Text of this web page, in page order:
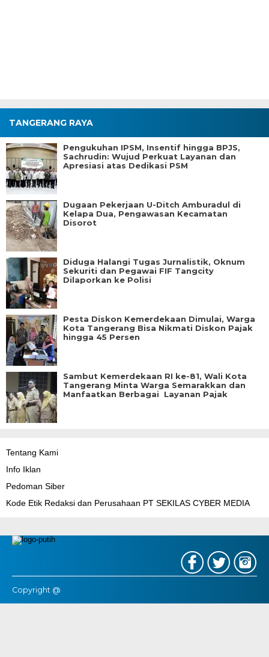
TANGERANG RAYA
Pengukuhan IPSM, Insentif hingga BPJS,
Sachrudin: Wujud Perkuat Layanan dan
Apresiasi atas Dedikasi PSM
Dugaan Pekerjaan U-Ditch Amburadul di
Kelapa Dua, Pengawasan Kecamatan
Disorot
Diduga Halangi Tugas Jurnalistik, Oknum
Sekuriti dan Pegawai FIF Tangcity
Dilaporkan ke Polisi
Pesta Diskon Kemerdekaan Dimulai, Warga
Kota Tangerang Bisa Nikmati Diskon Pajak
hingga 45 Persen
Sambut Kemerdekaan RI ke-81, Wali Kota
Tangerang Minta Warga Semarakkan dan
Manfaatkan Berbagai Layanan Pajak
Tentang Kami
Info Iklan
Pedoman Siber
Kode Etik Redaksi dan Perusahaan PT SEKILAS CYBER MEDIA
Copyright @